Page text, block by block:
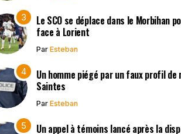
Le SCO se déplace dans le Morbihan
face à Lorient
Par Esteban
Un homme piégé par un faux profil
Saintes
Par Esteban
Un appel à témoins lancé après la